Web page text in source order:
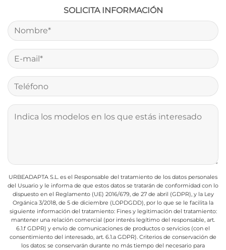
SOLICITA INFORMACIÓN
URBEADAPTA S.L. es el Responsable del tratamiento de los datos personales
del Usuario y le informa de que estos datos se tratarán de conformidad con lo
dispuesto en el Reglamento (UE) 2016/679, de 27 de abril (GDPR), y la Ley
Orgánica 3/2018, de 5 de diciembre (LOPDGDD), por lo que se le facilita la
siguiente información del tratamiento:Fines y legitimación del tratamiento:
mantener una relación comercial (por interés legítimo del responsable, art.
6.1.f GDPR) y envío de comunicaciones de productos o servicios (con el
consentimiento del interesado, art. 6.1.a GDPR). Criterios de conservación de
los datos: se conservarán durante no más tiempo del necesario para